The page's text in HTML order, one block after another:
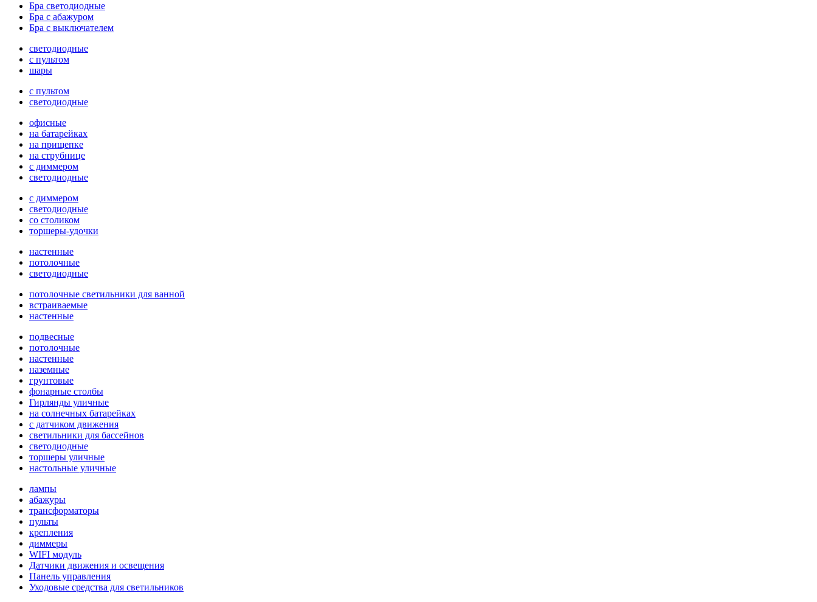
Бра светодиодные
Бра с абажуром
Бра с выключателем
светодиодные
с пультом
шары
с пультом
светодиодные
офисные
на батарейках
на прищепке
на струбнице
с диммером
светодиодные
с диммером
светодиодные
со столиком
торшеры-удочки
настенные
потолочные
светодиодные
потолочные светильники для ванной
встраиваемые
настенные
подвесные
потолочные
настенные
наземные
грунтовые
фонарные столбы
Гирлянды уличные
на солнечных батарейках
с датчиком движения
светильники для бассейнов
светодиодные
торшеры уличные
настольные уличные
лампы
абажуры
трансформаторы
пульты
крепления
диммеры
WIFI модуль
Датчики движения и освещения
Панель управления
Уходовые средства для светильников